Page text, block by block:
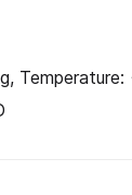
Temperature: